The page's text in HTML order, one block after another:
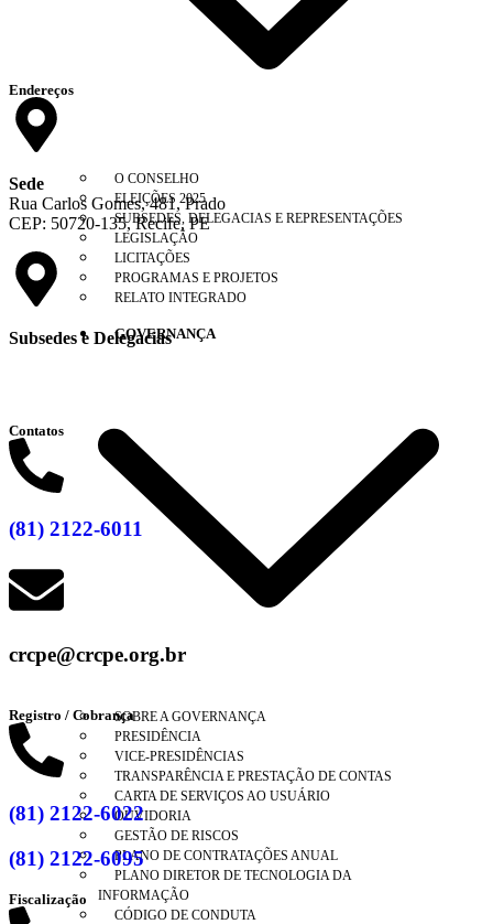
O CONSELHO
ELEIÇÕES 2025
SUBSEDES, DELEGACIAS E REPRESENTAÇÕES
LEGISLAÇÃO
LICITAÇÕES
PROGRAMAS E PROJETOS
RELATO INTEGRADO
GOVERNANÇA
SOBRE A GOVERNANÇA
PRESIDÊNCIA
VICE-PRESIDÊNCIAS
TRANSPARÊNCIA E PRESTAÇÃO DE CONTAS
CARTA DE SERVIÇOS AO USUÁRIO
OUVIDORIA
GESTÃO DE RISCOS
PLANO DE CONTRATAÇÕES ANUAL
PLANO DIRETOR DE TECNOLOGIA DA
INFORMAÇÃO
CÓDIGO DE CONDUTA
Endereços
Sede
Rua Carlos Gomes, 481, Prado
CEP: 50720-135, Recife, PE
Subsedes e Delegacias
Contatos
(81) 2122-6011
crcpe@crcpe.org.br
Registro / Cobrança
(81) 2122-6022
(81) 2122-6095
Fiscalização